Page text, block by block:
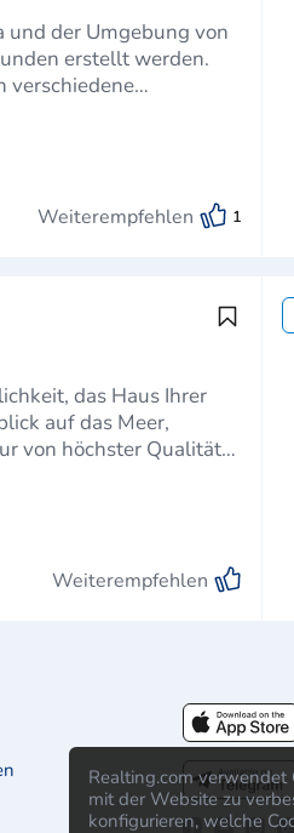
Realting.com verwendet
mit der Website zu
konfigurieren, welche
der Umgebung von
erstellt werden.
verschiedene
Weiterempfehlen 1
das Haus Ihrer
auf das Meer,
von höchster Qualität
Weiterempfehlen